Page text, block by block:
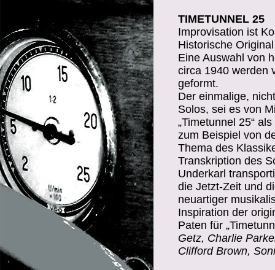
TIMETUNNEL 25
Improvisation ist
Historische
Eine Auswahl von
circa 1940 werden
geformt.
Der einmalige,
Solos, sei es von
„Timetunnel 25“
zum Beispiel von
Thema des
Transkription des
Underkarl
die Jetzt-Zeit und
neuartiger
Inspiration der
Paten für
Getz, Charlie
Clifford Brown,